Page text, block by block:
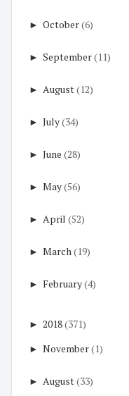
► October(6)
► September(11)
► August(12)
► July(34)
► June (28)
► May(56)
► April (52)
► March(19)
► February(4)
► 2018(371)
► November(1)
► August(33)